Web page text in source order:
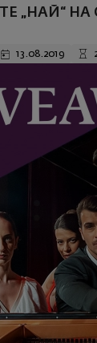
„НАЙ“
13.08.2019